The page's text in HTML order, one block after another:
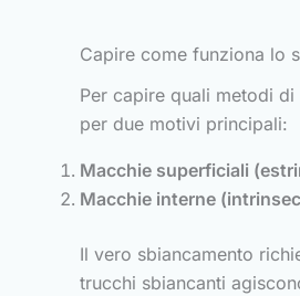
Capire come funziona lo
Per capire quali metodi
per due motivi principali:
Macchie superficiali
Macchie interne
Il vero sbiancamento
trucchi sbiancanti